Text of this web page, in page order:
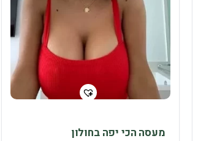
מעסה הכי יפה בחולון